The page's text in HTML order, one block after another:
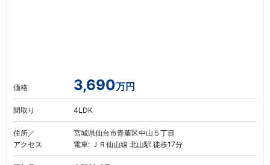
価格 3,690万円
間取り 4LDK
住所／
アクセス
宮城県仙台市青葉区中山５丁目
電車: ＪＲ仙山線 北山駅 徒歩17分